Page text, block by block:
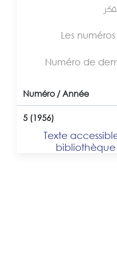
Les
Numéro de
Numéro / Année
5 (1956)
Texte
bibliothèque